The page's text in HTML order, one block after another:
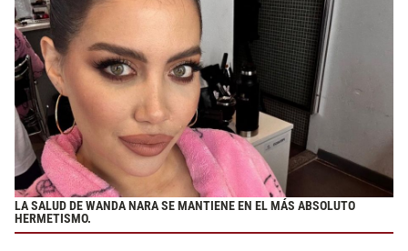
LA SALUD DE WANDA NARA SE MANTIENE EN EL MÁS ABSOLUTO
HERMETISMO.